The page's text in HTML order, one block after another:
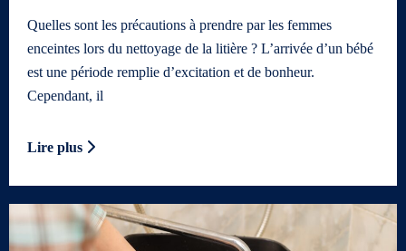
Quelles sont les précautions à prendre par les femmes
enceintes lors du nettoyage de la litière ? L’arrivée d’un bébé
est une période remplie d’excitation et de bonheur.
Cependant, il
Lire plus